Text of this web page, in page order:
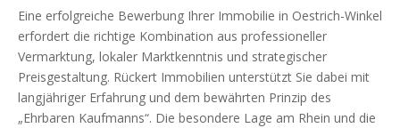
Eine erfolgreiche Bewerbung Ihrer Immobilie in Oestrich-Winkel
erfordert die richtige Kombination aus professioneller
Vermarktung, lokaler Marktkenntnis und strategischer
Preisgestaltung. Rückert Immobilien unterstützt Sie dabei mit
langjähriger Erfahrung und dem bewährten Prinzip des
„Ehrbaren Kaufmanns“. Die besondere Lage am Rhein und die